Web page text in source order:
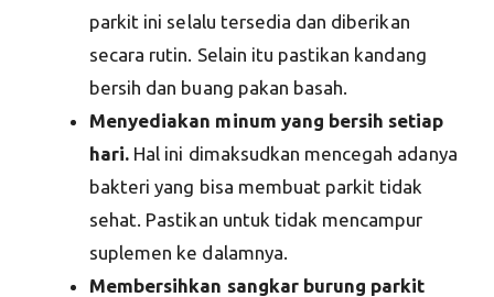
parkit ini selalu tersedia dan diberikan
secara rutin. Selain itu pastikan kandang
bersih dan buang pakan basah.
Menyediakan minum yang bersih setiap
hari. Hal ini dimaksudkan mencegah adanya
bakteri yang bisa membuat parkit tidak
sehat. Pastikan untuk tidak mencampur
suplemen ke dalamnya.
Membersihkan sangkar burung parkit